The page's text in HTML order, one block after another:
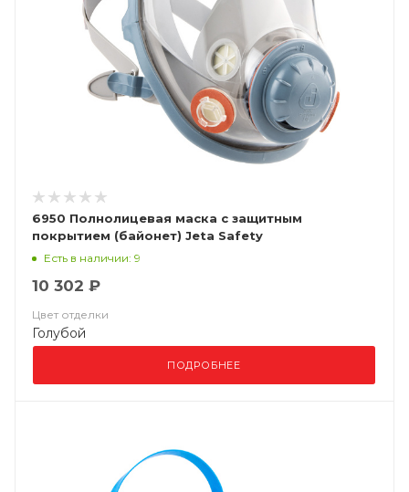
6950 Полнолицевая маска с защитным
покрытием (байонет) Jeta Safety
Есть в наличии: 9
10 302 ₽
Цвет отделки
Голубой
ПОДРОБНЕЕ